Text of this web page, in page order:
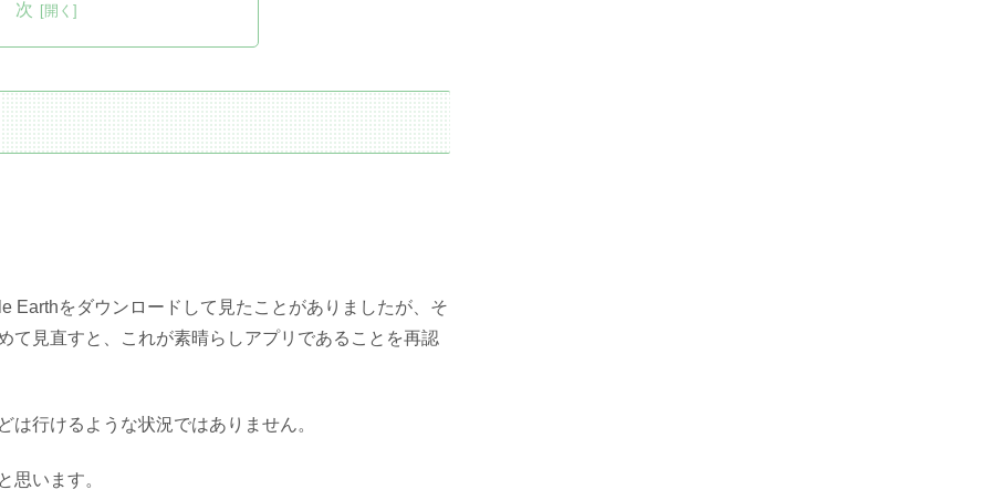
次
Earthをダウンロードして見たことがありましたが、そ
て見直すと、これが素晴らしアプリであることを再認
行けるような状況ではありません。
思います。